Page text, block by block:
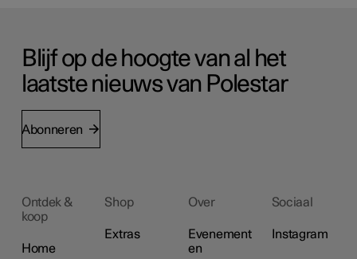
Blijf op de hoogte van al het
laatste nieuws van Polestar
Abonneren
Ontdek &
koop
Home
Shop
Extras
Over
Evenement
en
Sociaal
Instagram